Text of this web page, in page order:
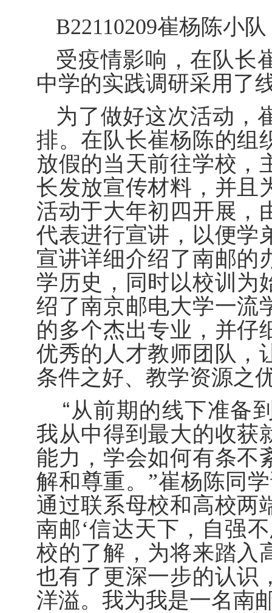
B22110209崔杨陈小队
受疫情影响，在队长
中学的实践调研采用了
为了做好这次活动，
排。在队长崔杨陈的组
放假的当天前往学校，
长发放宣传材料，并且
活动于大年初四开展，
代表进行宣讲，以便学
宣讲详细介绍了南邮的
学历史，同时以校训为
绍了南京邮电大学一流
的多个杰出专业，并仔
优秀的人才教师团队，
条件之好、教学资源之
“从前期的线下准备
我从中得到最大的收获
能力，学会如何有条不
解和尊重。”崔杨陈同
通过联系母校和高校两
南邮‘信达天下，自强
校的了解，为将来踏入
也有了更深一步的认识
洋溢。我为我是一名南